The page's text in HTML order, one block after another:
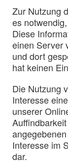
Zur Nutzung
es
Diese
einen Server
und dort
hat keinen
Die Nutzung
Interesse
unserer
Interesse im
dar.